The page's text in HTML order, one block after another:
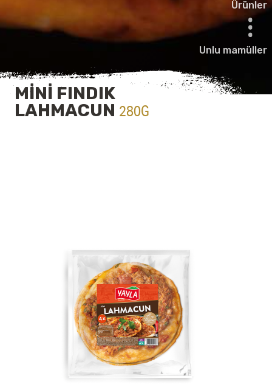
Ürünler
Unlu mamüller
MINI FINDIK
LAHMACUN 280G